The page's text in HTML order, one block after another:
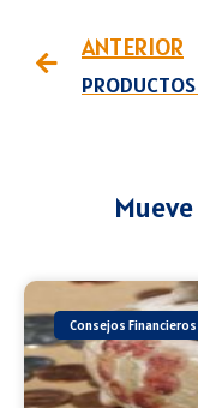
ANTERIOR
Consejos Financieros